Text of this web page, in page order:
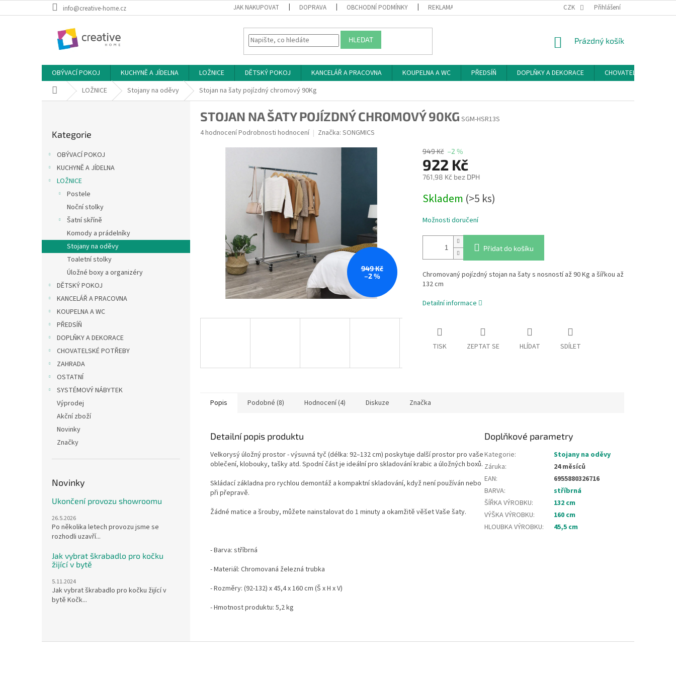
na
info@creative-home.cz JAK NAKUPOVAT DOPRAVA OBCHODNÍ PODMÍNKY REKLAMACE A ODSTOUPENÍ OD SMLOUVY PODMÍNKY OCHRANY OSOBNÍCH ÚDAJŮ
CZK Přihlášení
HLEDAT
NÁKUPNÍ
Prázdný košík
OBÝVACÍ POKOJ KUCHYNĚ A JÍDELNA LOŽNICE DĚTSKÝ POKOJ KANCELÁŘ A PRACOVNA KOUPELNA A WC PŘEDSÍŇ DOPLŇKY A DEKORACE
CHOVATELSKÉ
Domů LOŽNICE Stojany na oděvy Stojan na šaty pojízdný chromový 90Kg
e
l
kategorie
Kategorie
OBÝVACÍ POKOJ
KUCHYNĚ A JÍDELNA
LOŽNICE
Postele
Noční stolky
Šatní skříně
Komody a prádelníky
Stojany na oděvy
Toaletní stolky
Úložné boxy a organizéry
DĚTSKÝ POKOJ
KANCELÁŘ A PRACOVNA
KOUPELNA A WC
PŘEDSÍŇ
DOPLŇKY A DEKORACE
CHOVATELSKÉ POTŘEBY
ZAHRADA
OSTATNÍ
SYSTÉMOVÝ NÁBYTEK
Výprodej
Akční zboží
Novinky
Značky
Novinky
Ukončení provozu showroomu
26.5.2026
Po několika letech provozu jsme se
rozhodli uzavří...
Jak vybrat škrabadlo pro kočku
žijící v bytě
5.11.2024
Jak vybrat škrabadlo pro kočku žijící v
bytě Kočk...
STOJAN NA ŠATY POJÍZDNÝ CHROMOVÝ 90KG SGM-HSR13S
Průměrné
4 hodnoceníPodrobnosti hodnocení Značka: SONGMICS
949 Kč
–2 %
949 Kč –2 %
922 Kč
761,98 Kč bez DPH
cena:
Skladem (>5 ks)
Možnosti doručení
Přidat do košíku
Chromovaný pojízdný stojan na šaty s nosností až 90 Kg a šířkou až
132 cm
Detailní informace
TISK ZEPTAT SE HLÍDAT SDÍLET
Popis Podobné (8) Hodnocení (4) Diskuze Značka
Detailní popis produktu
Velkorysý úložný prostor - výsuvná tyč (délka: 92–132 cm) poskytuje další prostor pro vaše
oblečení, klobouky, tašky atd. Spodní část je ideální pro skladování krabic a úložných boxů.
Skládací základna pro rychlou demontáž a kompaktní skladování, když není používán nebo
při přepravě.
Žádné matice a šrouby, můžete nainstalovat do 1 minuty a okamžitě věšet Vaše šaty.
- Barva: stříbrná
- Materiál: Chromovaná železná trubka
- Rozměry: (92-132) x 45,4 x 160 cm (Š x H x V)
- Hmotnost produktu: 5,2 kg
Doplňkové parametry
Kategorie:
Stojany na oděvy
Záruka:
24 měsíců
EAN:
6955880326716
BARVA:
stříbrná
ŠÍŘKA VÝROBKU:
132 cm
VÝŠKA VÝROBKU:
160 cm
HLOUBKA VÝROBKU: 45,5 cm